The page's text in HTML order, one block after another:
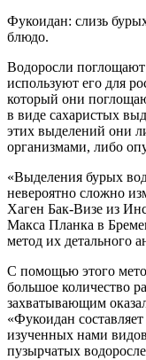
Фукоидан: слизь
блюдо.
Водоросли поглощают
используют его для
который они
в виде сахаристых
этих выделений они
организмами, либо
«Выделения бурых
невероятно сложно
Хаген Бак-Визе из
Макса Планка в
метод их детального
С помощью этого
большое количество
захватывающим
«Фукоидан
изученных нами
пузырчатых